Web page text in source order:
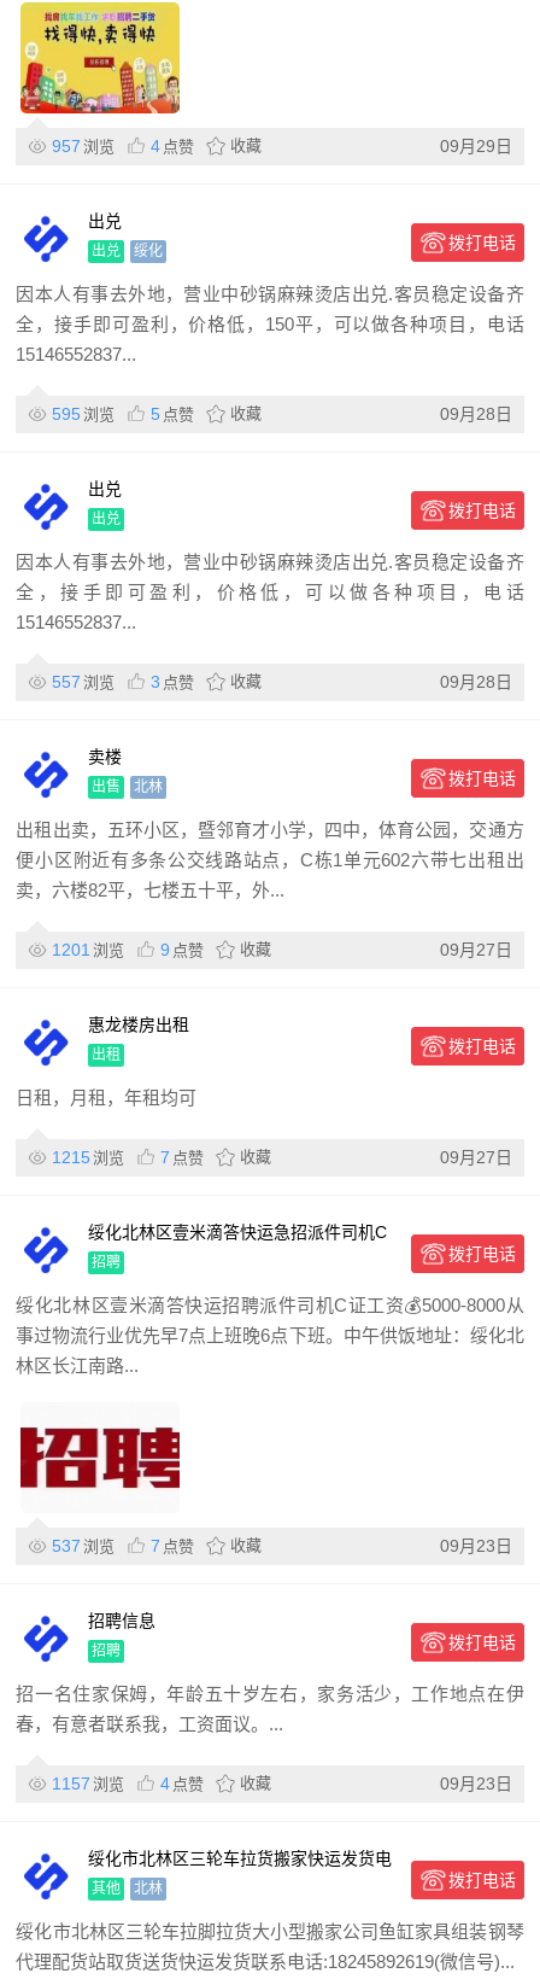
957 浏览 4 点赞 收藏 09月29日
出兑
出兑 绥化 拨打电话
因本人有事去外地，营业中砂锅麻辣烫店出兑.客员稳定设备齐
全，接手即可盈利，价格低，150平，可以做各种项目，电话
15146552837...
595 浏览 5 点赞 收藏 09月28日
出兑
出兑 拨打电话
因本人有事去外地，营业中砂锅麻辣烫店出兑.客员稳定设备齐
全，接手即可盈利，价格低，可以做各种项目，电话
15146552837...
557 浏览 3 点赞 收藏 09月28日
卖楼
出售 北林 拨打电话
出租出卖，五环小区，暨邻育才小学，四中，体育公园，交通方
便小区附近有多条公交线路站点，C栋1单元602六带七出租出
卖，六楼82平，七楼五十平，外...
1201 浏览 9 点赞 收藏 09月27日
惠龙楼房出租
出租 拨打电话
日租，月租，年租均可
1215 浏览 7 点赞 收藏 09月27日
绥化北林区壹米滴答快运急招派件司机C
证工资💰5000-800
招聘 拨打电话
绥化北林区壹米滴答快运招聘派件司机C证工资💰5000-8000从
事过物流行业优先早7点上班晚6点下班。中午供饭地址：绥化北
林区长江南路...
537 浏览 7 点赞 收藏 09月23日
招聘信息
招聘 拨打电话
招一名住家保姆，年龄五十岁左右，家务活少，工作地点在伊
春，有意者联系我，工资面议。...
1157 浏览 4 点赞 收藏 09月23日
绥化市北林区三轮车拉货搬家快运发货电
话18245892619
其他 北林 拨打电话
绥化市北林区三轮车拉脚拉货大小型搬家公司鱼缸家具组装钢琴
代理配货站取货送货快运发货联系电话:18245892619(微信号)...